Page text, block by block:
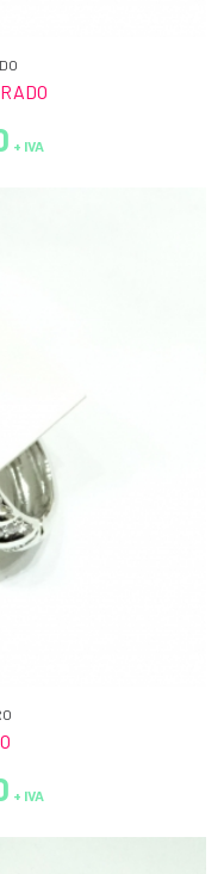
+ IVA
+ IVA